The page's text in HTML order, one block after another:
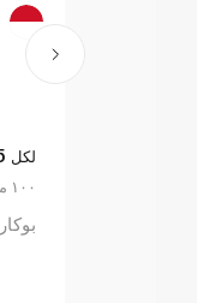
لكل
1.64 ١٠٠ مل